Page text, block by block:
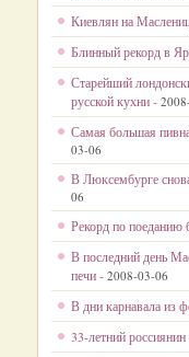
Киевлян на
Блинный рекорд в
Старейший
русской кухни -
Самая большая
03-06
В Люксембурге
06
Рекорд по поеданию
В последний день
печи - 2008-03-06
В дни карнавала из
33-летний